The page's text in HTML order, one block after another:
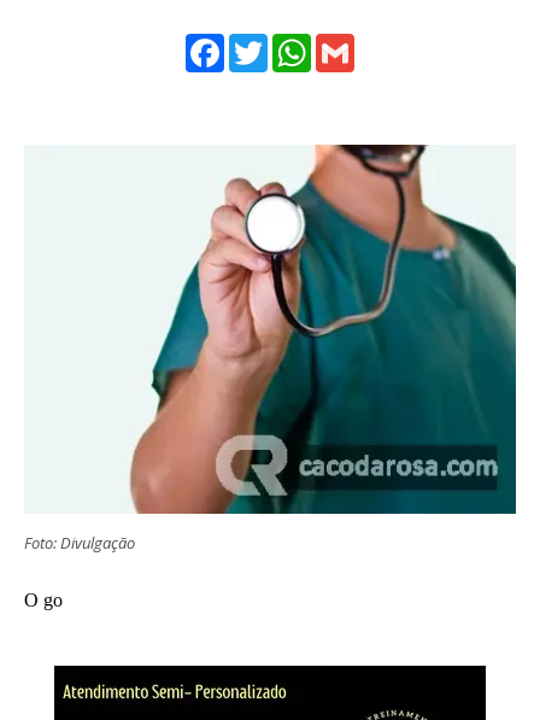
Facebook
TwitterWhatsApp
Foto: Divulgação
O go